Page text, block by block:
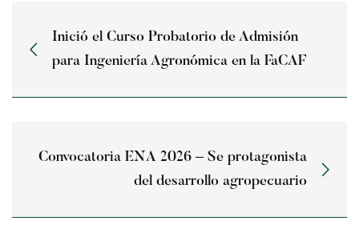
Inició el Curso Probatorio de Admisión
para Ingeniería Agronómica en la FaCAF
Convocatoria ENA 2026 – Se protagonista
del desarrollo agropecuario